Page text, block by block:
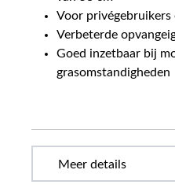
Voor
Verbeterde
Goed inzetbaar bij
grasomstandigheden